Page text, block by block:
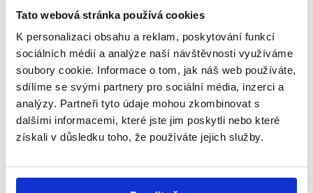
Tato webová stránka používá cookies
K personalizaci obsahu a reklam, poskytování funkcí
sociálních médií a analýze naší návštěvnosti využíváme
soubory cookie. Informace o tom, jak náš web používáte,
sdílíme se svými partnery pro sociální média, inzerci a
analýzy. Partneři tyto údaje mohou zkombinovat s
dalšími informacemi, které jste jim poskytli nebo které
získali v důsledku toho, že používáte jejich služby.